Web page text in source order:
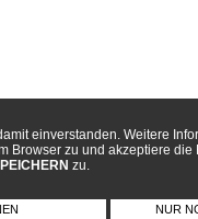
einverstanden. Weitere
Browser zu und akzeptiere
zu.
NUR